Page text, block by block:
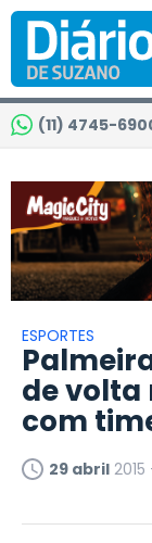
(11) 4745-
ESPORTES
de volta
com
29 abril